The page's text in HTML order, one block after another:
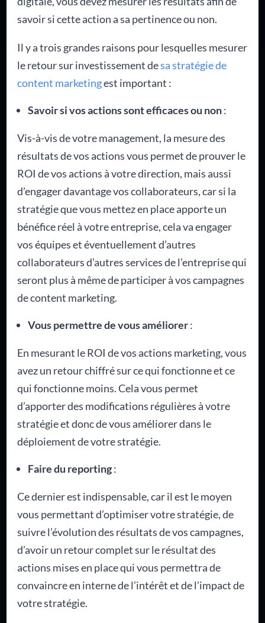
savoir si cette action a sa pertinence ou non.
Il y a trois grandes raisons pour lesquelles mesurer
le retour sur investissement desa stratégie de
content marketingest important :
Savoir si vos actions sont efficaces ou non:
Vis-à-vis de votre management, la mesure des
résultats de vos actions vous permet de prouver le
ROI de vos actions à votre direction, mais aussi
d’engager davantage vos collaborateurs, car si la
stratégie que vous mettez en place apporte un
bénéfice réel à votre entreprise, cela va engager
vos équipes et éventuellement d’autres
collaborateurs d’autres services de l’entreprise qui
seront plus à même de participer à vos campagnes
de content marketing.
Vous permettre de vous améliorer:
En mesurant le ROI de vos actions marketing, vous
avez un retour chiffré sur ce qui fonctionne et ce
qui fonctionne moins. Cela vous permet
d’apporter des modifications régulières à votre
stratégie et donc de vous améliorer dans le
déploiement de votre stratégie.
Faire du reporting:
Ce dernier est indispensable, car il est le moyen
vous permettant d’optimiser votre stratégie, de
suivre l’évolution des résultats de vos campagnes,
d’avoir un retour complet sur le résultat des
actions mises en place qui vous permettra de
convaincre en interne de l’intérêt et de l’impact de
votre stratégie.